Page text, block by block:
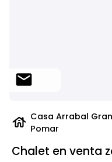
mail
house Casa Arrabal
Pomar
Chalet en venta